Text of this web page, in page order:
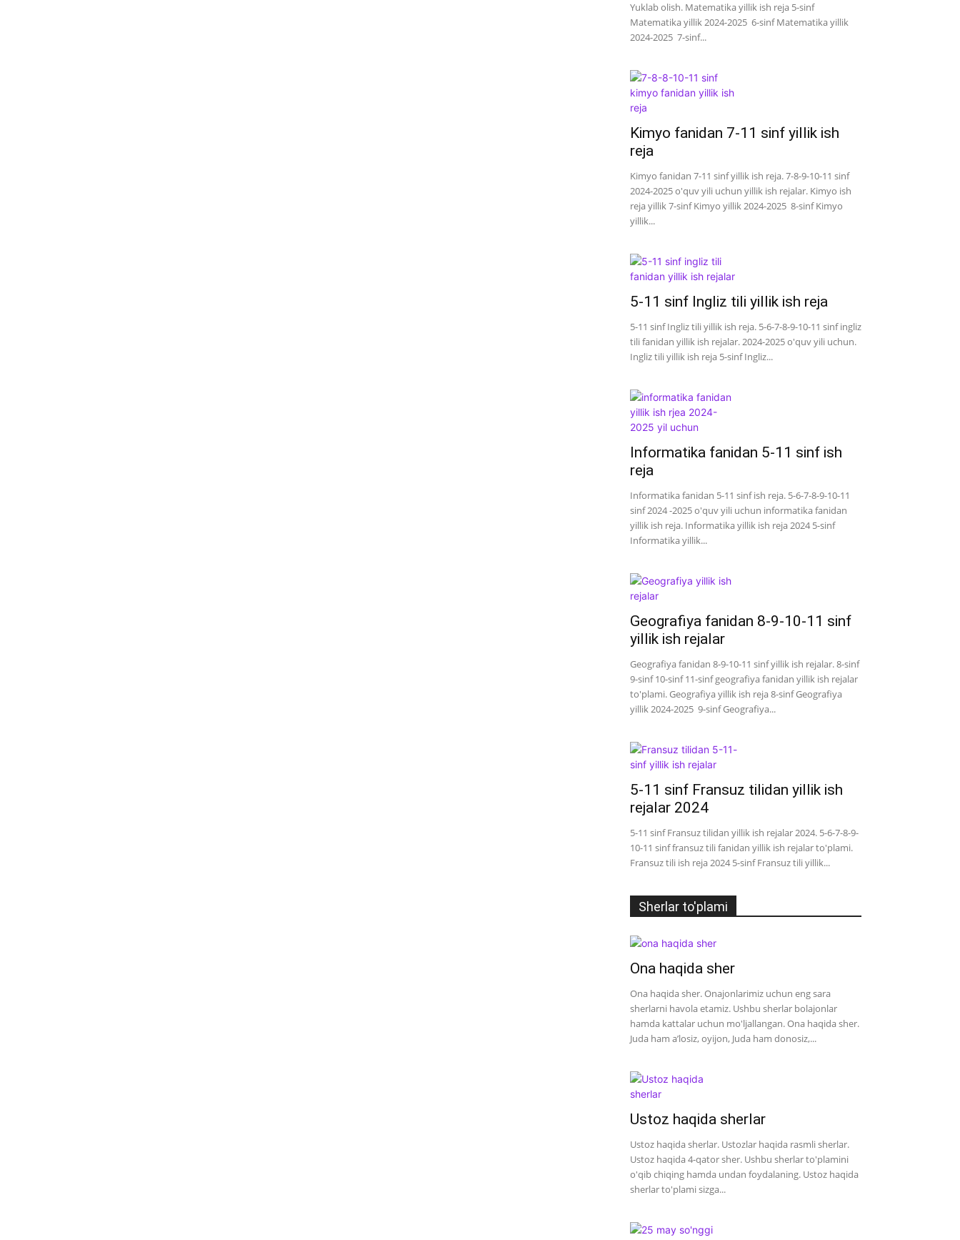
Yuklab olish. Matematika yillik ish reja 5-sinf
Matematika yillik 2024-2025 6-sinf Matematika yillik
2024-2025 7-sinf...
Kimyo fanidan 7-11 sinf yillik ish
reja
Kimyo fanidan 7-11 sinf yillik ish reja. 7-8-9-10-11 sinf
2024-2025 o'quv yili uchun yillik ish rejalar. Kimyo ish
reja yillik 7-sinf Kimyo yillik 2024-2025 8-sinf Kimyo
yillik...
5-11 sinf Ingliz tili yillik ish reja
5-11 sinf Ingliz tili yillik ish reja. 5-6-7-8-9-10-11 sinf ingliz
tili fanidan yillik ish rejalar. 2024-2025 o'quv yili uchun.
Ingliz tili yillik ish reja 5-sinf Ingliz...
Informatika fanidan 5-11 sinf ish
reja
Informatika fanidan 5-11 sinf ish reja. 5-6-7-8-9-10-11
sinf 2024 -2025 o'quv yili uchun informatika fanidan
yillik ish reja. Informatika yillik ish reja 2024 5-sinf
Informatika yillik...
Geografiya fanidan 8-9-10-11 sinf
yillik ish rejalar
Geografiya fanidan 8-9-10-11 sinf yillik ish rejalar. 8-sinf
9-sinf 10-sinf 11-sinf geografiya fanidan yillik ish rejalar
to'plami. Geografiya yillik ish reja 8-sinf Geografiya
yillik 2024-2025 9-sinf Geografiya...
5-11 sinf Fransuz tilidan yillik ish
rejalar 2024
5-11 sinf Fransuz tilidan yillik ish rejalar 2024. 5-6-7-8-9-
10-11 sinf fransuz tili fanidan yillik ish rejalar to'plami.
Fransuz tili ish reja 2024 5-sinf Fransuz tili yillik...
Sherlar to'plami
Ona haqida sher
Ona haqida sher. Onajonlarimiz uchun eng sara
sherlarni havola etamiz. Ushbu sherlar bolajonlar
hamda kattalar uchun mo'ljallangan. Ona haqida sher.
Juda ham a’losiz, oyijon, Juda ham donosiz,...
Ustoz haqida sherlar
Ustoz haqida sherlar. Ustozlar haqida rasmli sherlar.
Ustoz haqida 4-qator sher. Ushbu sherlar to'plamini
o'qib chiqing hamda undan foydalaning. Ustoz haqida
sherlar to'plami sizga...